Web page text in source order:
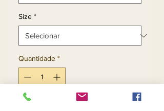
Size *
Quantidade *